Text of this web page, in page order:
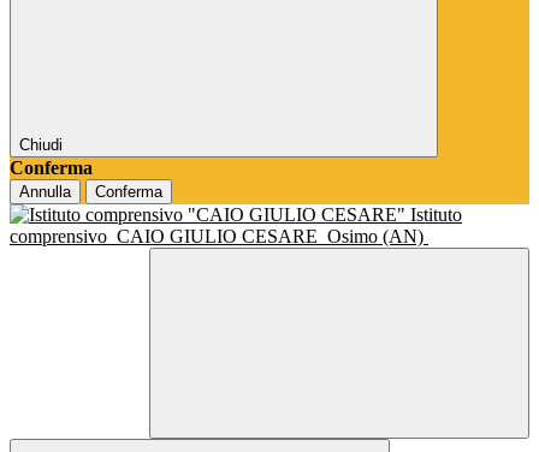
Chiudi
Conferma
Annulla Conferma
Istituto
comprensivo CAIO GIULIO CESARE Osimo (AN)